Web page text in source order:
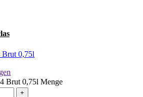
Brut 0,75l Menge
+